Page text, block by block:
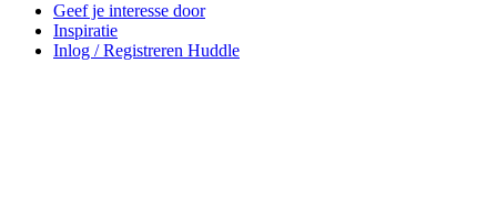
Geef je interesse door
Inspiratie
Inlog / Registreren Huddle